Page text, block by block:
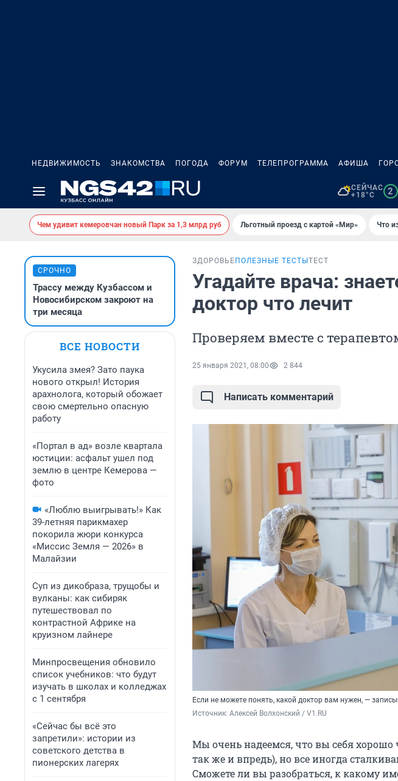
НЕДВИЖИМОСТЬ ЗНАКОМСТВА ПОГОДА ФОРУМ ТЕЛЕПРОГРАММА АФИША
СЕЙЧАС
+18°C
2
Чем удивит кемеровчан новый Парк за 1,3 млрд руб Льготный проезд с картой «Мир» Что
СРОЧНО
Трассу между Кузбассом и
Новосибирском закроют на
три месяца
ВСЕ НОВОСТИ
Укусила змея? Зато паука
нового открыл! История
арахнолога, который обожает
свою смертельно опасную
работу
«Портал в ад» возле квартала
юстиции: асфальт ушел под
землю в центре Кемерова —
фото
«Люблю выигрывать!» Как
39-летняя парикмахер
покорила жюри конкурса
«Миссис Земля — 2026» в
Малайзии
Суп из дикобраза, трущобы и
вулканы: как сибиряк
путешествовал по
контрастной Африке на
круизном лайнере
Минпросвещения обновило
список учебников: что будут
изучать в школах и колледжах
с 1 сентября
«Сейчас бы всё это
запретили»: истории из
советского детства в
пионерских лагерях
ЗДОРОВЬЕ ПОЛЕЗНЫЕ ТЕСТЫ ТЕСТ
Угадайте врача:
доктор что лечит
Проверяем вместе с
25 января 2021, 08:00 2 844
Написать комментарий
Если не можете понять, какой доктор вам нужен, —
Источник: Алексей Волхонский / V1.RU
Мы очень надеемся, что вы себя хорошо
так же и впредь), но все иногда
Сможете ли вы разобраться, к какому